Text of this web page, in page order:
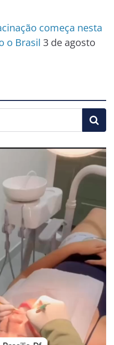
começa nesta
o Brasil 3 de agosto